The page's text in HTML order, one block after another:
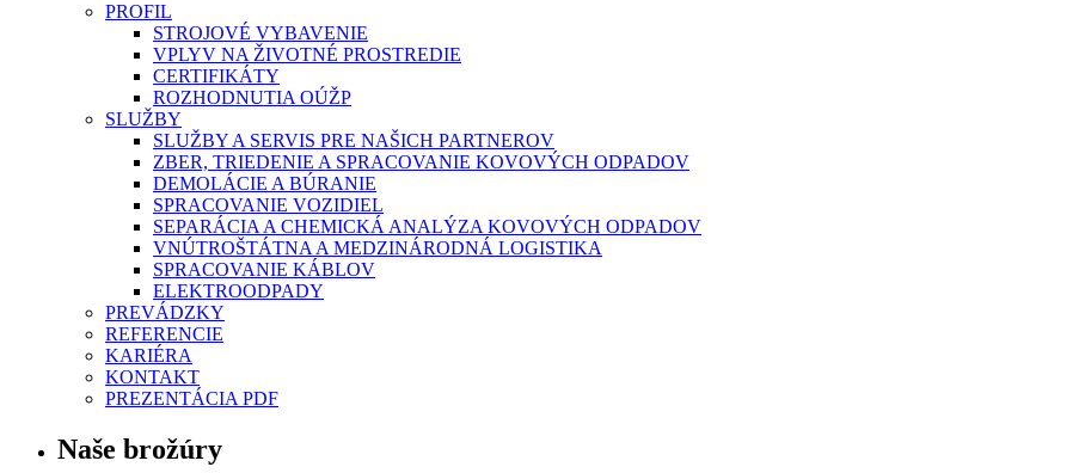
PROFIL
STROJOVÉ VYBAVENIE
VPLYV NA ŽIVOTNÉ PROSTREDIE
CERTIFIKÁTY
ROZHODNUTIA OÚŽP
SLUŽBY
SLUŽBY A SERVIS PRE NAŠICH PARTNEROV
ZBER, TRIEDENIE A SPRACOVANIE KOVOVÝCH ODPADOV
DEMOLÁCIE A BÚRANIE
SPRACOVANIE VOZIDIEL
SEPARÁCIA A CHEMICKÁ ANALÝZA KOVOVÝCH ODPADOV
VNÚTROŠTÁTNA A MEDZINÁRODNÁ LOGISTIKA
SPRACOVANIE KÁBLOV
ELEKTROODPADY
PREVÁDZKY
REFERENCIE
KARIÉRA
KONTAKT
PREZENTÁCIA PDF
Naše brožúry